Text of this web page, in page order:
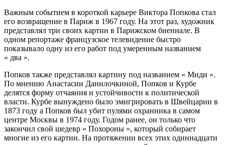
Важным событием в короткой карьере Виктора Попкова стал
его возвращение в Париж в 1967 году. На этот раз, художник
представлял три своих картин в Парижском биеннале. В
одном репортаже французское телевидение быстро
показывало одну из его работ под умеренным названием
« два ».
Попков также представлял картину под названием « Миди ».
По мнению Анастасии Данилочкиной, Попков и Курбе
делятся форму отчаяния и устойчивости к политической
власти. Курбе вынуждено было эмигрировать в Швейцарии в
1873 году а Попков был убит пулями охранника в самом
центре Москвы в 1974 году. Годом ранее, он только что
закончил свой шедевр « Похороны », который собирает
многие из его картин. На протяжении всех этих одиннадцати